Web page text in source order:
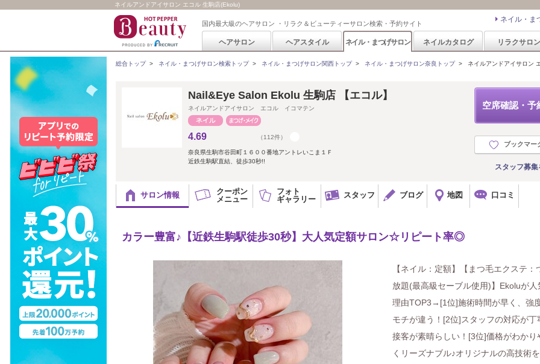
ネイルアンドアイサロン エコル 生駒店(Ekolu)
国内最大級のヘアサロン ・リラク＆ビューティーサロン検索・予約サイト ネイル・ま
ヘアサロン ヘアスタイル ネイル・まつげサロン ネイルカタログ リラクサロン
総合トップ> ネイル・まつげサロン検索トップ> ネイル・まつげサロン関西トップ> ネイル・まつげサロン奈良トップ> ネイルアンドアイサロン
空席確認・予
ブックマー
スタッフ募
Nail&Eye Salon Ekolu 生駒店 【エコル】
ネイルアンドアイサロン エコル イコマテン
4.69 （112件）
奈良県生駒市谷田町１６００番地アントレいこま１Ｆ
近鉄生駒駅直結、徒歩30秒!!
サロン情報
クーポン
メニュー
フォト
ギャラリー
スタッフ ブログ 地図 口コミ
カラー豊富♪【近鉄生駒駅徒歩30秒】大人気定額サロン☆リピート率◎
【ネイル：定額】【まつ毛エクステ：
放題(最高級セーブル使用)】Ekoluが人
理由TOP3→[1位]施術時間が早く、強
モチが違う！[2位]スタッフの対応が丁
接客が素晴らしい！[3位]価格がわかり
くリーズナブル♪オリジナルの高技術